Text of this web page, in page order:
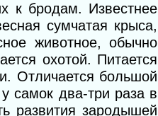
к бродам. Известнее
сумчатая крыса,
животное, обычно
охотой. Питается
Отличается большой
самок два-три раза в
развития зародышей